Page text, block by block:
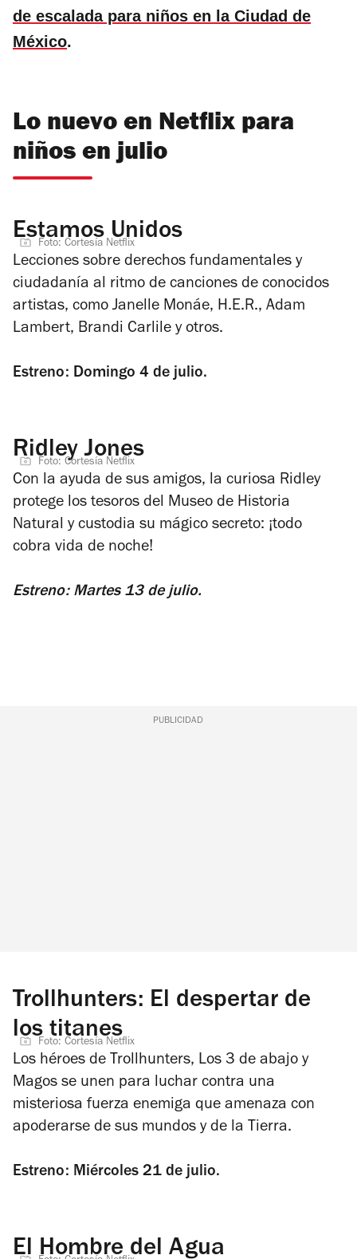
de escalada para niños en la Ciudad de
México.
Lo nuevo en Netflix para
niños en julio
Estamos Unidos
Foto: Cortesía Netflix
Lecciones sobre derechos fundamentales y
ciudadanía al ritmo de canciones de conocidos
artistas, como Janelle Monáe, H.E.R., Adam
Lambert, Brandi Carlile y otros.
Estreno: Domingo 4 de julio.
Ridley Jones
Foto: Cortesía Netflix
Con la ayuda de sus amigos, la curiosa Ridley
protege los tesoros del Museo de Historia
Natural y custodia su mágico secreto: ¡todo
cobra vida de noche!
Estreno: Martes 13 de julio.
PUBLICIDAD
Trollhunters: El despertar de
los titanes
Foto: Cortesía Netflix
Los héroes de Trollhunters, Los 3 de abajo y
Magos se unen para luchar contra una
misteriosa fuerza enemiga que amenaza con
apoderarse de sus mundos y de la Tierra.
Estreno: Miércoles 21 de julio.
El Hombre del Agua